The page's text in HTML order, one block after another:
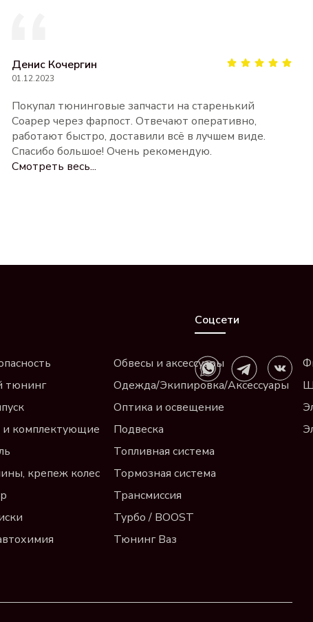
Денис Кочергин
01.12.2023
Покупал тюнинговые запчасти на старенький
Соарер через фарпост. Отвечают оперативно,
работают быстро, доставили всё в лучшем виде.
Спасибо большое! Очень рекомендую.
Смотреть весь...
тюнинг
комплектующие
крепеж колес
Обвесы и аксессуары
Одежда/Экипировка/Аксессуары
Оптика и освещение
Подвеска
Топливная система
Тормозная система
Трансмиссия
Турбо / BOOST
Тюнинг Ваз
Соцсети